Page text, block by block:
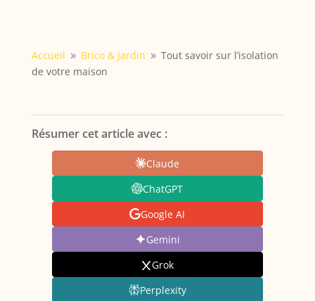
Accueil 9 Brico & Jardin 9 Tout savoir sur l’isolation
de votre maison
Résumer cet article avec :
Claude
ChatGPT
Google AI
Gemini
Grok
Perplexity